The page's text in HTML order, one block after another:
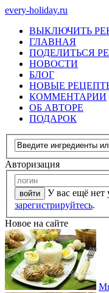
every-holiday.ru
ВЫКЛЮЧИТЬ
ГЛАВНАЯ
ПОДЕЛИТЬСЯ
НОВОСТИ
БЛОГ
НОВЫЕ
КОММЕНТАРИИ
ОБ АВТОРЕ
ПОДАРОК
Авторизация
У вас ещё нет
зарегистрируйтесь.
Новое на сайте